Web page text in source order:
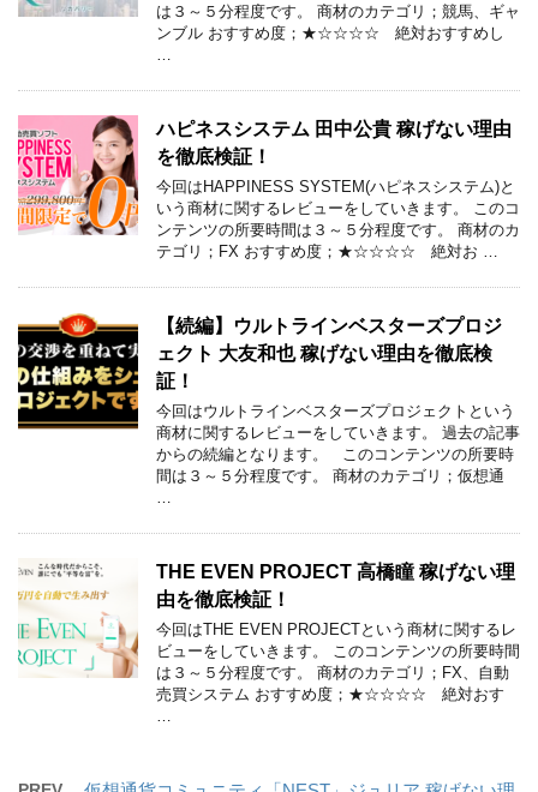
は３～５分程度です。 商材のカテゴリ；競馬、ギャ
ンブル おすすめ度；★☆☆☆☆ 絶対おすすめし
ハピネスシステム 田中公貴 稼げない理由
を徹底検証！
今回はHAPPINESS SYSTEM(ハピネスシステム)と
いう商材に関するレビューをしていきます。 このコ
ンテンツの所要時間は３～５分程度です。 商材のカ
テゴリ；FX おすすめ度；★☆☆☆☆ 絶対お …
【続編】ウルトラインベスターズプロジ
ェクト 大友和也 稼げない理由を徹底検
証！
今回はウルトラインベスターズプロジェクトという
商材に関するレビューをしていきます。 過去の記事
からの続編となります。 このコンテンツの所要時
間は３～５分程度です。 商材のカテゴリ；仮想通
THE EVEN PROJECT 高橋瞳 稼げない理
由を徹底検証！
今回はTHE EVEN PROJECTという商材に関するレ
ビューをしていきます。 このコンテンツの所要時間
は３～５分程度です。 商材のカテゴリ；FX、自動
売買システム おすすめ度；★☆☆☆☆ 絶対おす